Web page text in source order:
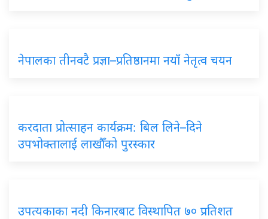
नेपालका तीनवटै प्रज्ञा–प्रतिष्ठानमा नयाँ नेतृत्व चयन
करदाता प्रोत्साहन कार्यक्रम: बिल लिने–दिने
उपभोक्तालाई लाखौँको पुरस्कार
उपत्यकाका नदी किनारबाट विस्थापित ७० प्रतिशत